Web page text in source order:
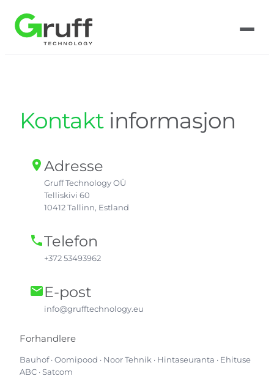
Hopp
innhold
Kontaktinformasjon
location_on Adresse
Gruff Technology OÜ
Telliskivi 60
10412 Tallinn, Estland
phoneTelefon
+372 53493962
mailE-post
info@grufftechnology.eu
Forhandlere
Bauhof · Oomipood · Noor Tehnik · Hintaseuranta · Ehituse
ABC · Satcom